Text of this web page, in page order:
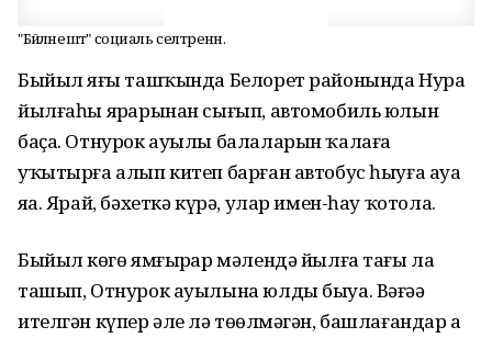
"Бәйләнештә" социаль селтәренән.
Быйыл яҙғы ташҡында Белорет районында Нура
йылғаһы ярҙарынан сығып, автомобиль юлын
баҫа. Отнурок ауылы балаларын ҡалаға
уҡытырға алып китеп барған автобус һыуға ауа
яҙа. Ярай, бәхеткә күрә, улар имен-һау ҡотола.
Быйыл көҙгө ямғырҙар мәлендә йылға тағы ла
ташып, Отнурок ауылына юлды быуа. Вәғәҙә
ителгән күпер әле лә төҙөлмәгән, башлағандар ҙа